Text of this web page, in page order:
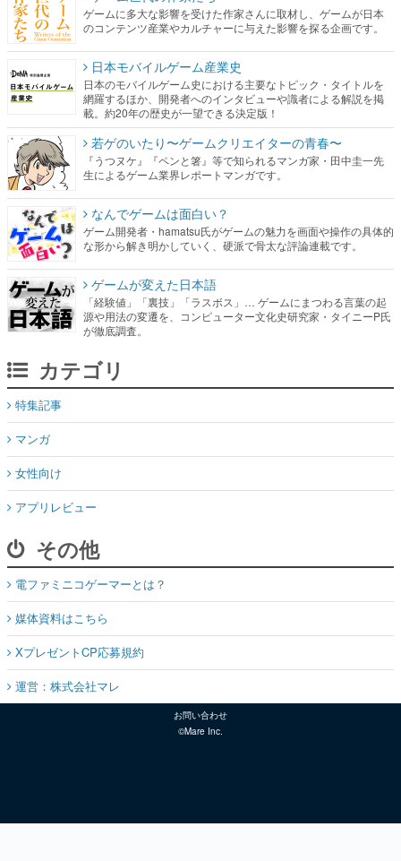
ゲームに多大な影響を受けた作家さんに取材し、ゲームが日本
のコンテンツ産業やカルチャーに与えた影響を探る企画です。
日本モバイルゲーム産業史
日本のモバイルゲーム史における主要なトピック・タイトルを
網羅するほか、開発者へのインタビューや識者による解説を掲
載。約20年の歴史が一望できる決定版！
若ゲのいたり〜ゲームクリエイターの青春〜
『うつヌケ』『ペンと箸』等で知られるマンガ家・田中圭一先
生によるゲーム業界レポートマンガです。
なんでゲームは面白い？
ゲーム開発者・hamatsu氏がゲームの魅力を画面や操作の具体的
な形から解き明かしていく、硬派で骨太な評論連載です。
ゲームが変えた日本語
「経験値」「裏技」「ラスボス」… ゲームにまつわる言葉の起
源や用法の変遷を、コンピューター文化史研究家・タイニーP氏
が徹底調査。
カテゴリ
特集記事
マンガ
女性向け
アプリレビュー
その他
電ファミニコゲーマーとは？
媒体資料はこちら
XプレゼントCP応募規約
運営：株式会社マレ
お問い合わせ
©Mare Inc.